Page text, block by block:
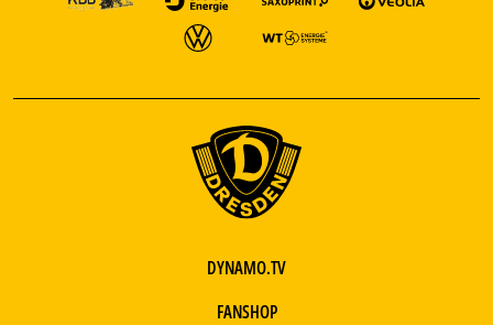
DYNAMO.TV
FANSHOP